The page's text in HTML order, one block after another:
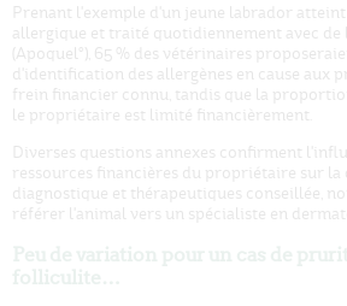
Prenant l'exemple d'un jeune labrador
allergique et traité quotidiennement avec
(Apoquel°), 65 % des vétérinaires
d'identification des allergènes en cause aux
frein financier connu, tandis que la
le propriétaire est limité financièrement.
Diverses questions annexes confirment
ressources financières du propriétaire sur la
diagnostique et thérapeutiques conseillée,
référer l'animal vers un spécialiste en